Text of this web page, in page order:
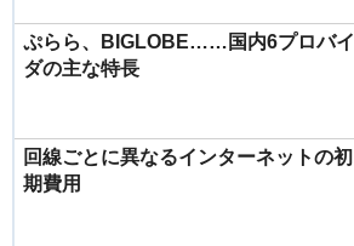
ぷらら、BIGLOBE……国内6プロバイ
ダの主な特長
回線ごとに異なるインターネットの初
期費用